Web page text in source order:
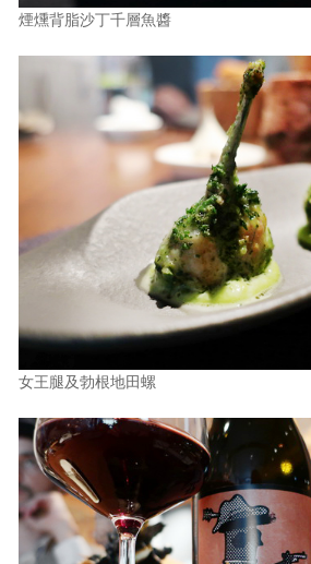
煙燻背脂沙丁千層魚醬
女王腿及勃根地田螺